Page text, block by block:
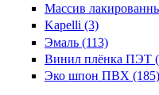
Массив
Kapelli (3)
Эмаль (113)
Винил плёнка ПЭТ
Эко шпон ПВХ (185)